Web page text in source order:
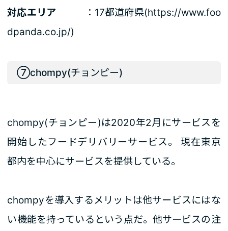
対応エリア：17都道府県(https://www.foo
dpanda.co.jp/)
⑦chompy(チョンピー)
chompy(チョンピー)は2020年2月にサービスを
開始したフードデリバリーサービス。 現在東京
都内を中心にサービスを提供している。
chompyを導入するメリットは他サービスにはな
い機能を持っているという点だ。他サービスの注